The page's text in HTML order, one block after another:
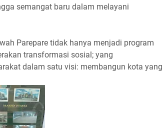
semangat baru dalam melayani
Parepare tidak hanya menjadi program
transformasi sosial; yang
dalam satu visi: membangun kota yang